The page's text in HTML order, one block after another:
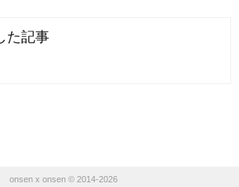
た記事
onsen x onsen © 2014-2026